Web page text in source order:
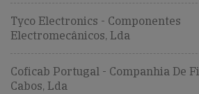
Tyco Electronics - Componentes
Electromecânicos, Lda
Coficab Portugal - Companhia De
Cabos, Lda